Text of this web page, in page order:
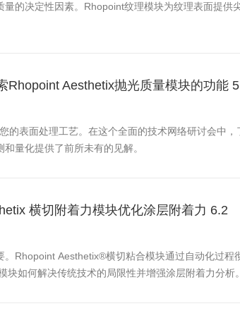
决定性因素。Rhopoint纹理模块为纹理表面提供
Aesthetix抛光质量模块的功能
的表面处理工艺。在这个全面的技术网络研讨会中
量化提供了前所未有的见解。
横切附着力模块优化涂层附着力 6.2
Rhopoint Aesthetix®横切粘合模块通过自动化过
如何解决传统技术的局限性并增强涂层附着力分析。